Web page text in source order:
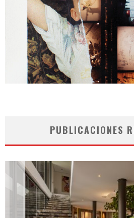
PUBLICACIONES